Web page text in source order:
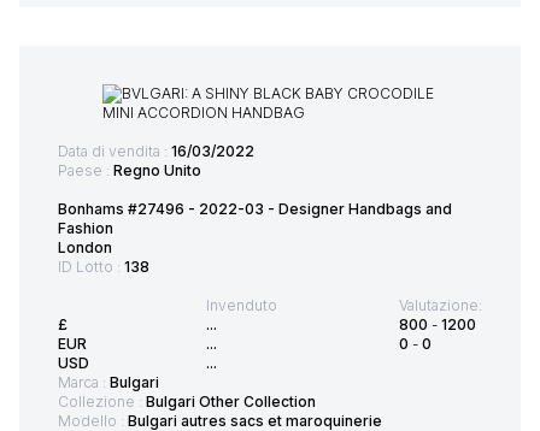
Data di vendita : 16/03/2022
Paese : Regno Unito
Bonhams #27496 - 2022-03 - Designer Handbags and
Fashion
London
ID Lotto : 138
£
EUR
USD
Invenduto
...
...
...
Valutazione:
800 - 1200
0 - 0
Marca : Bulgari
Collezione : Bulgari Other Collection
Modello : Bulgari autres sacs et maroquinerie